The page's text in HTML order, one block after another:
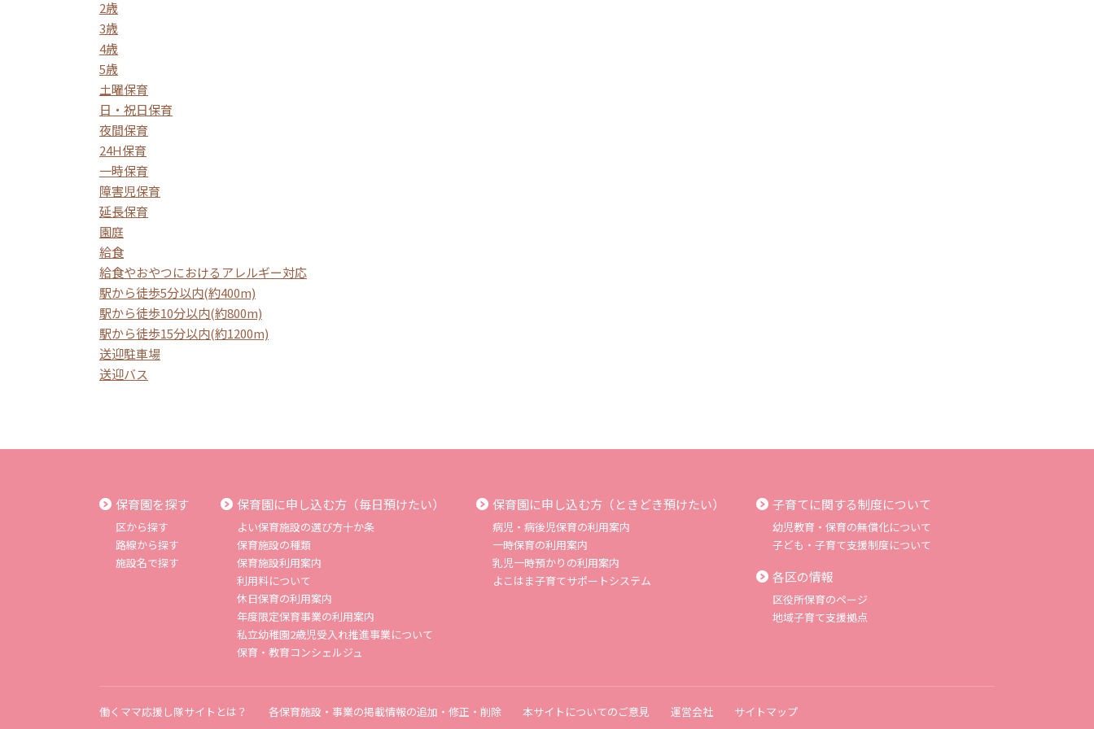
2歳
3歳
4歳
5歳
土曜保育
日・祝日保育
夜間保育
24H保育
一時保育
障害児保育
延長保育
園庭
給食
給食やおやつにおけるアレルギー対応
駅から徒歩5分以内(約400m)
駅から徒歩10分以内(約800m)
駅から徒歩15分以内(約1200m)
送迎駐車場
送迎バス
保育園を探す
区から探す
路線から探す
施設名で探す
保育園に申し込む方（毎日預けたい）
よい保育施設の選び方十か条
保育施設の種類
保育施設利用案内
利用料について
休日保育の利用案内
年度限定保育事業の利用案内
私立幼稚園2歳児受入れ推進事業について
保育・教育コンシェルジュ
保育園に申し込む方（ときどき預けたい）
病児・病後児保育の利用案内
一時保育の利用案内
乳児一時預かりの利用案内
よこはま子育てサポートシステム
子育てに関する制度について
幼児教育・保育の無償化について
子ども・子育て支援制度について
各区の情報
区役所保育のページ
地域子育て支援拠点
働くママ応援し隊サイトとは？ 各保育施設・事業の掲載情報の追加・修正・削除 本サイトについてのご意見 運営会社 サイトマップ